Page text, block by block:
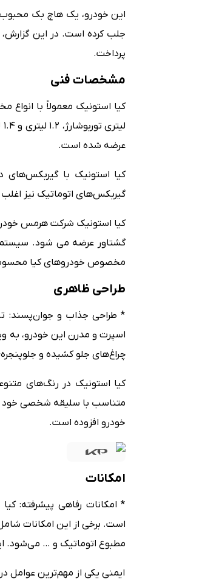
این خودرو، یک هاچ بک محبوب
جلب کرده است. در این گزارش،
پرداخت.
مشخصات فنی
عرضه شده است.
گیربکس‌های اتوماتیک نیز اغلب ۷ سرعته دو کلاچه هستند.
مخصوص خودروهای کیا
طراحی ظاهری
* طراحی جذاب و جوان‌پسند:
اسپرت و مدرن این خودرو، به
چراغ‌های جلو کشیده و
کیا استونیک در رنگ‌های
متناسب با سلیقه شخصی خود
خودرو افزوده است.
امکانات
* امکانات رفاهی پیشرفته:
است. برخی از این امکانات
مطبوع اتوماتیک و … می‌شود.
ایمنی یکی از مهم‌ترین